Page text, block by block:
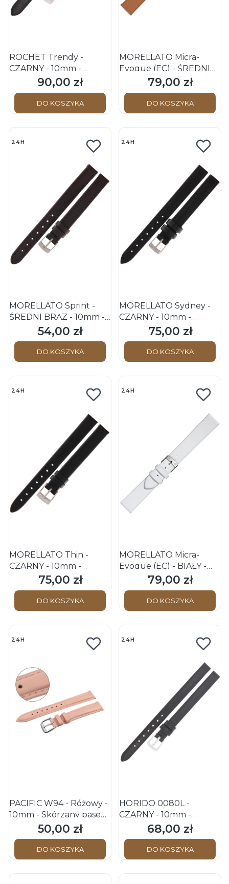
ROCHET Trendy -
CZARNY - 10mm -
Skórzany pasek do
zegarka
Cena
90,00 zł
DO KOSZYKA
MORELLATO Micra-
Evoque (EC) - ŚREDNI
BRĄZ - 10mm - Skórzany
pasek do zegarka
Cena
79,00 zł
DO KOSZYKA
24H
MORELLATO Sprint -
ŚREDNI BRĄZ - 10mm -
Skórzany pasek do
zegarka
Cena
54,00 zł
DO KOSZYKA
24H
MORELLATO Sydney -
CZARNY - 10mm -
Skórzany pasek do
zegarka
Cena
75,00 zł
DO KOSZYKA
24H
MORELLATO Thin -
CZARNY - 10mm -
Skórzany pasek do
zegarka
Cena
75,00 zł
DO KOSZYKA
24H
MORELLATO Micra-
Evoque (EC) - BIAŁY -
10mm - Skórzany pasek
do zegarka
Cena
79,00 zł
DO KOSZYKA
24H
PACIFIC W94 - Różowy -
10mm - Skórzany pasek
do zegarka
Cena
50,00 zł
DO KOSZYKA
24H
HORIDO 0080L -
CZARNY - 10mm -
Skórzany pasek do
zegarka
Cena
68,00 zł
DO KOSZYKA